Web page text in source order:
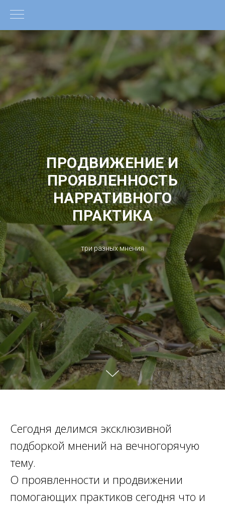
ПРОДВИЖЕНИЕ И
ПРОЯВЛЕННОСТЬ
НАРРАТИВНОГО
ПРАКТИКА
три разных мнения
Сегодня делимся эксклюзивной
подборкой мнений на вечногорячую
тему.
О проявленности и продвижении
помогающих практиков сегодня что и